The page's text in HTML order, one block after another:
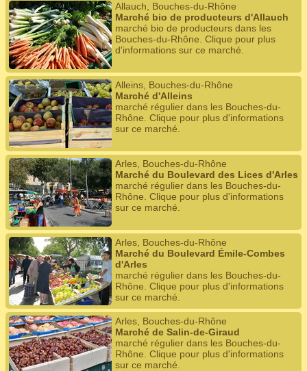
Allauch, Bouches-du-Rhône
Marché bio de producteurs d'Allauch
marché bio de producteurs dans les
Bouches-du-Rhône. Clique pour plus
d'informations sur ce marché.
Alleins, Bouches-du-Rhône
Marché d'Alleins
marché régulier dans les Bouches-du-
Rhône. Clique pour plus d'informations
sur ce marché.
Arles, Bouches-du-Rhône
Marché du Boulevard des Lices d'Arles
marché régulier dans les Bouches-du-
Rhône. Clique pour plus d'informations
sur ce marché.
Arles, Bouches-du-Rhône
Marché du Boulevard Émile-Combes
d'Arles
marché régulier dans les Bouches-du-
Rhône. Clique pour plus d'informations
sur ce marché.
Arles, Bouches-du-Rhône
Marché de Salin-de-Giraud
marché régulier dans les Bouches-du-
Rhône. Clique pour plus d'informations
sur ce marché.